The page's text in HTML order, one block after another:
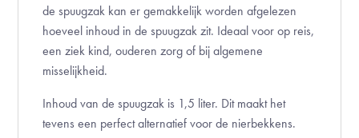
de spuugzak kan er gemakkelijk worden afgelezen
hoeveel inhoud in de spuugzak zit. Ideaal voor op reis,
een ziek kind, ouderen zorg of bij algemene
misselijkheid.
Inhoud van de spuugzak is 1,5 liter. Dit maakt het
tevens een perfect alternatief voor de nierbekkens.